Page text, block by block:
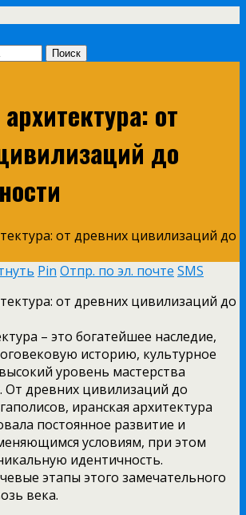
от
до
Pin Отпр. по эл. почте SMS
– это богатейшее наследие,
историю, культурное
уровень мастерства
От древних цивилизаций до
иранская архитектура
постоянное развитие и
условиям, при этом
идентичность.
этапы этого замечательного
века.